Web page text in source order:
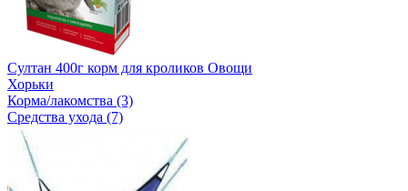
Султан 400г корм для кроликов Овощи
Хорьки
Корма/лакомства (3)
Средства ухода (7)